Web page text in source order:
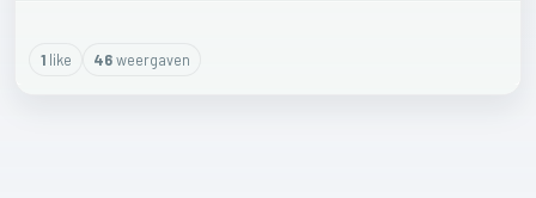
1like 46weergaven